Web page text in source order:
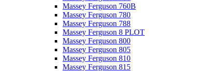
Massey Ferguson 760B
Massey Ferguson 780
Massey Ferguson 788
Massey Ferguson 8 PLOT
Massey Ferguson 800
Massey Ferguson 805
Massey Ferguson 810
Massey Ferguson 815